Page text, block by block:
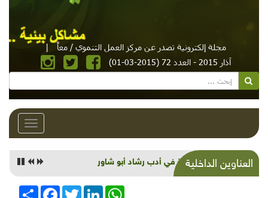
مجلة إلكترونية تصدر عن مركز العمل التنموي / معاً
|
آذار 2015 - العدد 72 (2015-03-01)
Toggle
العناوين الداخليةالبيئة في أدب رشاد أبو شاور
انشر
FacebookTwitterLinkedInWhatsApp